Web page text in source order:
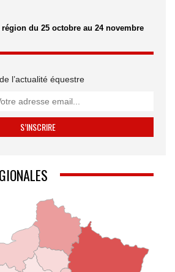
du 25 octobre au 24 novembre
l’actualité équestre